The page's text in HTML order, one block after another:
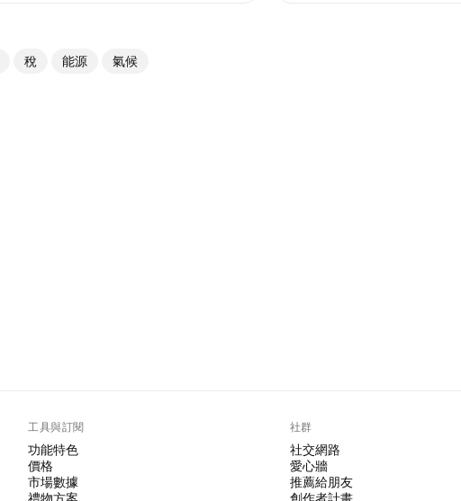
稅 能源 氣候
工具與訂閱
功能特色
價格
市場數據
禮物方案
社群
社交網路
愛心牆
推薦給朋友
創作者計畫